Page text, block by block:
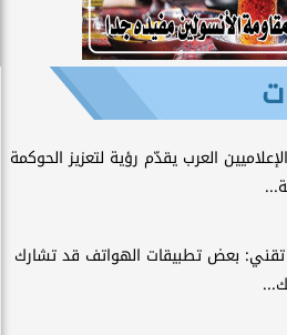
العرب يقدّم رؤية لتعزيز الحوكمة
تقني: بعض تطبيقات الهواتف قد تشارك